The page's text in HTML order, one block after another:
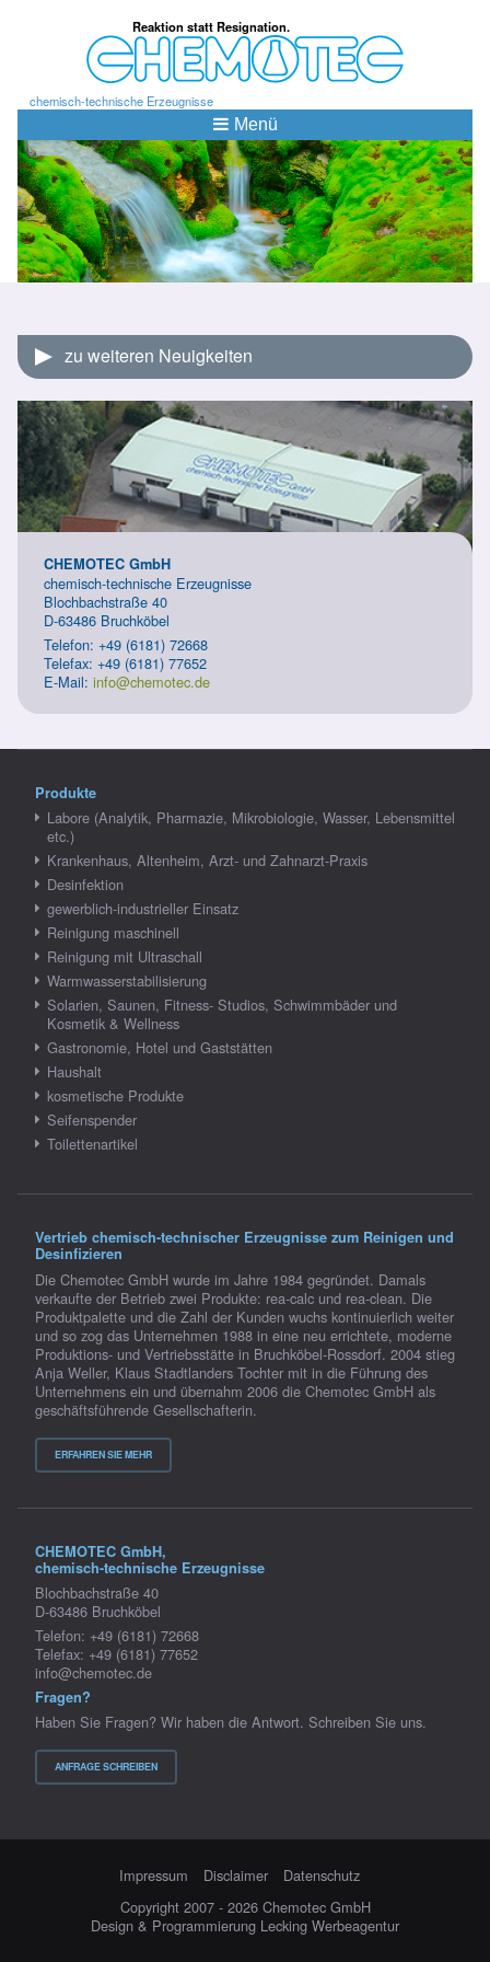
Reaktion statt Resignation.
chemisch-technische Erzeugnisse
Menü
zu weiteren Neuigkeiten
CHEMOTEC GmbH
chemisch-technische Erzeugnisse
Blochbachstraße 40
D-63486 Bruchköbel
Telefon: +49 (6181) 72668
Telefax: +49 (6181) 77652
E-Mail: info@chemotec.de
Produkte
Labore (Analytik, Pharmazie, Mikrobiologie, Wasser, Lebensmittel
etc.)
Krankenhaus, Altenheim, Arzt- und Zahnarzt-Praxis
Desinfektion
gewerblich-industrieller Einsatz
Reinigung maschinell
Reinigung mit Ultraschall
Warmwasserstabilisierung
Solarien, Saunen, Fitness- Studios, Schwimmbäder und
Kosmetik & Wellness
Gastronomie, Hotel und Gaststätten
Haushalt
kosmetische Produkte
Seifenspender
Toilettenartikel
Vertrieb chemisch-technischer Erzeugnisse zum Reinigen und
Desinfizieren
Die Chemotec GmbH wurde im Jahre 1984 gegründet. Damals
verkaufte der Betrieb zwei Produkte: rea-calc und rea-clean. Die
Produktpalette und die Zahl der Kunden wuchs kontinuierlich weiter
und so zog das Unternehmen 1988 in eine neu errichtete, moderne
Produktions- und Vertriebsstätte in Bruchköbel-Rossdorf. 2004 stieg
Anja Weller, Klaus Stadtlanders Tochter mit in die Führung des
Unternehmens ein und übernahm 2006 die Chemotec GmbH als
geschäftsführende Gesellschafterin.
ERFAHREN SIE MEHR
CHEMOTEC GmbH,
chemisch-technische Erzeugnisse
Blochbachstraße 40
D-63486 Bruchköbel
Telefon: +49 (6181) 72668
Telefax: +49 (6181) 77652
info@chemotec.de
Fragen?
Haben Sie Fragen? Wir haben die Antwort. Schreiben Sie uns.
ANFRAGE SCHREIBEN
Impressum Disclaimer
Datenschutz
Copyright 2007 - 2026 Chemotec GmbH
Design & Programmierung Lecking Werbeagentur